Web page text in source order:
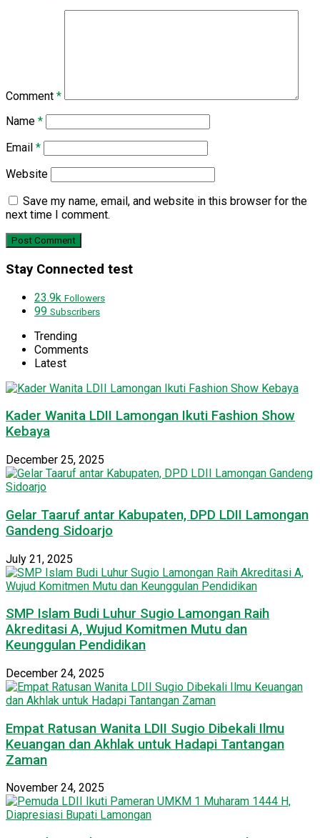
Comment *
Name *
Email *
Website
Save my name, email, and website in this browser for the
next time I comment.
Stay Connected test
23.9k Followers
99 Subscribers
Trending
Comments
Latest
Kader Wanita LDII Lamongan Ikuti Fashion Show
Kebaya
December 25, 2025
Gelar Taaruf antar Kabupaten, DPD LDII Lamongan
Gandeng Sidoarjo
July 21, 2025
SMP Islam Budi Luhur Sugio Lamongan Raih
Akreditasi A, Wujud Komitmen Mutu dan
Keunggulan Pendidikan
December 24, 2025
Empat Ratusan Wanita LDII Sugio Dibekali Ilmu
Keuangan dan Akhlak untuk Hadapi Tantangan
Zaman
November 24, 2025